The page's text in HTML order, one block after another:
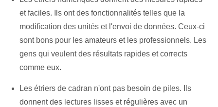
et faciles. Ils ont des fonctionnalités telles que la
modification des unités et l'envoi de données. Ceux-ci
sont bons pour les amateurs et les professionnels. Les
gens qui veulent des résultats rapides et corrects
comme eux.
Les étriers de cadran n'ont pas besoin de piles. Ils
donnent des lectures lisses et régulières avec un